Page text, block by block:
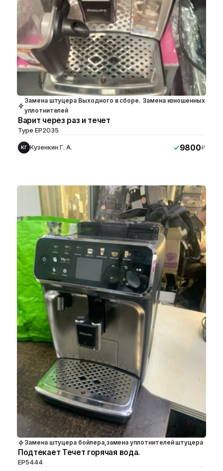
Замена штуцера Выходного в сборе. Замена изношенных
уплотнителей
Варит через раз и течет
Type EP2035
КГ Кузенкин Г. А. 9800₽
Замена штуцера бойлера,замена уплотнителей штуцера
Подтекает Течет горячая вода.
EP5444